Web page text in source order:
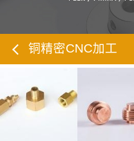
铜精密CNC加工